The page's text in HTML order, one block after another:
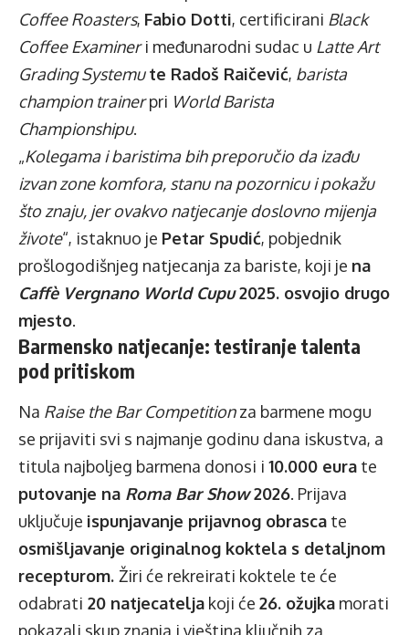
Coffee Roasters, Fabio Dotti, certificirani Black
Coffee Examineri međunarodni sudac u Latte Art
Grading Systemu te Radoš Raičević, barista
champion trainerpri World Barista
Championshipu.
„Kolegama i baristima bih preporučio da izađu
izvan zone komfora, stanu na pozornicu i pokažu
što znaju, jer ovakvo natjecanje doslovno mijenja
živote“, istaknuo je Petar Spudić, pobjednik
prošlogodišnjeg natjecanja za bariste, koji je na
Caffè Vergnano World Cupu2025. osvojio drugo
mjesto.
Barmensko natjecanje: testiranje talenta
pod pritiskom
Na Raise the Bar Competitionza barmene mogu
se prijaviti svi s najmanje godinu dana iskustva, a
titula najboljeg barmena donosi i 10.000 eura te
putovanje na Roma Bar Show2026. Prijava
uključuje ispunjavanje prijavnog obrasca te
osmišljavanje originalnog koktela s detaljnom
recepturom. Žiri će rekreirati koktele te će
odabrati 20 natjecatelja koji će 26. ožujka morati
pokazali skup znanja i vještina ključnih za